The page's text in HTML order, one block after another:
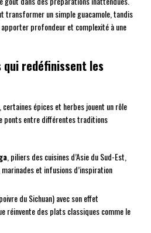
transformer un simple guacamole, tandis
apporter profondeur et complexité à une
qui redéfinissent les
épices et herbes jouent un rôle
ponts entre différentes traditions
, piliers des cuisines d’Asie du Sud-Est,
et infusions d’inspiration
du Sichuan) avec son effet
réinvente des plats classiques comme le